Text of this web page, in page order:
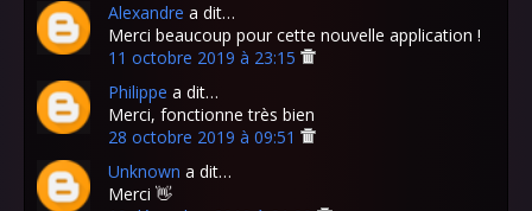
Alexandre a dit…
Merci beaucoup pour cette nouvelle application !
11 octobre 2019 à 23:15
Philippe a dit…
Merci, fonctionne très bien
28 octobre 2019 à 09:51
Unknown a dit…
Merci 👋